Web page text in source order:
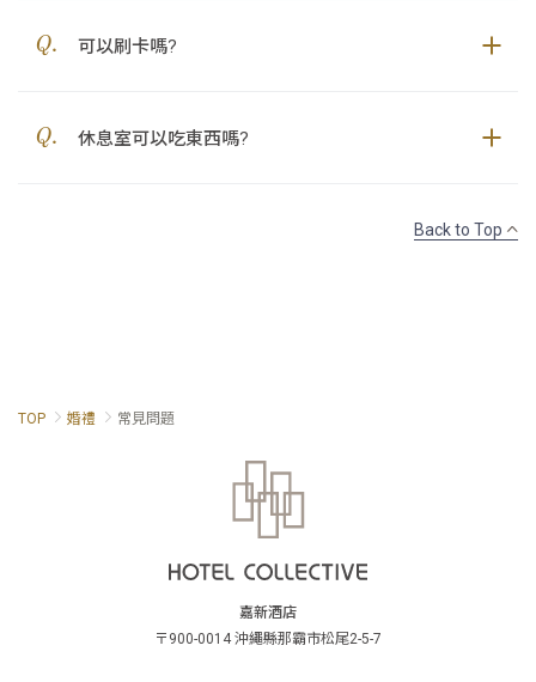
可以刷卡嗎?
休息室可以吃東西嗎?
Back to Top
TOP 婚禮 常見問題
嘉新酒店
〒900-0014 沖繩縣那霸市松尾2-5-7